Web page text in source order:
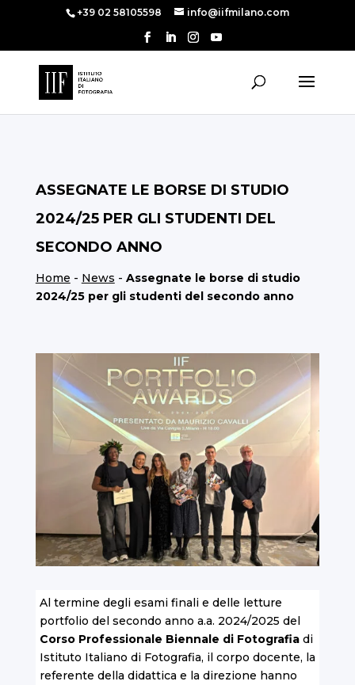
+39 02 58105598 info@iifmilano.com
ASSEGNATE LE BORSE DI STUDIO
2024/25 PER GLI STUDENTI DEL
SECONDO ANNO
Home - News - Assegnate le borse di studio
2024/25 per gli studenti del secondo anno
Al termine degli esami finali e delle letture
portfolio del secondo anno a.a. 2024/2025 del
Corso Professionale Biennale di Fotografiadi
Istituto Italiano di Fotografia, il corpo docente, la
referente della didattica e la direzione hanno